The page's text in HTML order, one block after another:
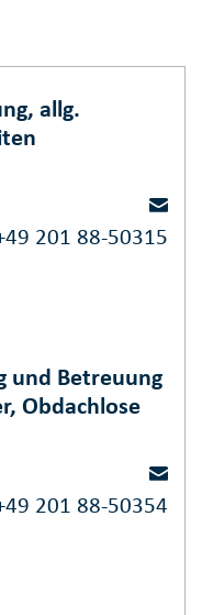
allg.
201 88-50315
und Betreuung
Obdachlose
201 88-50354